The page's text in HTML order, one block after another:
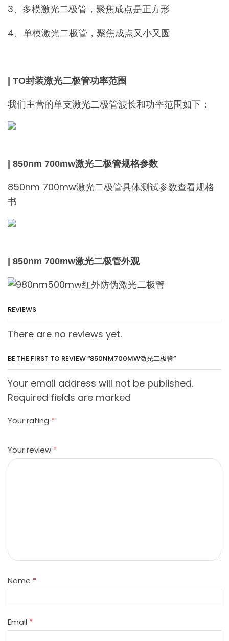
3、多模激光二极管，聚焦成点是正方形
4、单模激光二极管，聚焦成点又小又圆
| TO封装激光二极管功率范围
我们主营的单支激光二极管波长和功率范围如下：
| 850nm 700mw激光二极管规格参数
850nm 700mw激光二极管具体测试参数查看规格
书
| 850nm 700mw激光二极管外观
REVIEWS
There are no reviews yet.
BE THE FIRST TO REVIEW “850NM700MW激光二极管”
Your email address will not be published.
Required fields are marked
Your rating *
Your review *
Name *
Email *